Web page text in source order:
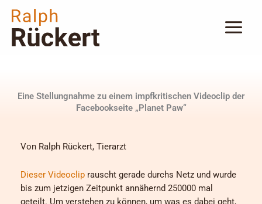
Inhalt
springen
Eine Stellungnahme zu einem impfkritischen Videoclip der
Facebookseite „Planet Paw“
Von Ralph Rückert, Tierarzt
Dieser Videoclip rauscht gerade durchs Netz und wurde
bis zum jetzigen Zeitpunkt annähernd 250000 mal
geteilt. Um verstehen zu können, um was es dabei geht,